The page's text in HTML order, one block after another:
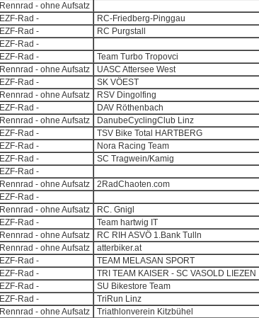
Rennrad - ohne Aufsatz
EZF-Rad -
RC-Friedberg-Pinggau
EZF-Rad -
RC Purgstall
EZF-Rad -
EZF-Rad -
Team Turbo Tropovci
Rennrad - ohne Aufsatz
UASC Attersee West
EZF-Rad -
SK VÖEST
Rennrad - ohne Aufsatz
RSV Dingolfing
EZF-Rad -
DAV Röthenbach
Rennrad - ohne Aufsatz
DanubeCyclingClub Linz
EZF-Rad -
TSV Bike Total HARTBERG
EZF-Rad -
Nora Racing Team
EZF-Rad -
SC Tragwein/Kamig
EZF-Rad -
Rennrad - ohne Aufsatz
2RadChaoten.com
EZF-Rad -
Rennrad - ohne Aufsatz
RC. Gnigl
EZF-Rad -
Team hartwig IT
Rennrad - ohne Aufsatz
RC RIH ASVÖ 1.Bank Tulln
Rennrad - ohne Aufsatz
atterbiker.at
EZF-Rad -
TEAM MELASAN SPORT
EZF-Rad -
TRI TEAM KAISER - SC VASOLD LIEZEN
EZF-Rad -
SU Bikestore Team
EZF-Rad -
TriRun Linz
Rennrad - ohne Aufsatz
Triathlonverein Kitzbühel